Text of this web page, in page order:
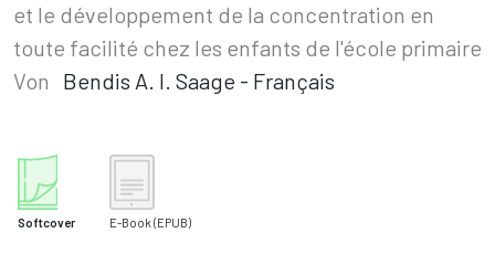
et le développement de la concentration en
toute facilité chez les enfants de l'école primaire
Von
Bendis A. I. Saage - Français
Softcover E-Book (EPUB)